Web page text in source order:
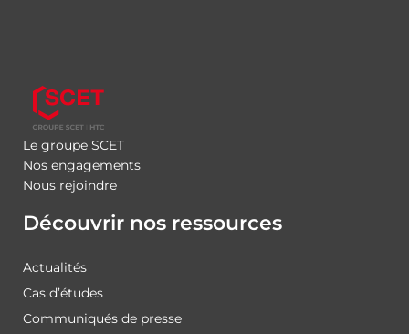
Le groupe SCET
Nos engagements
Nous rejoindre
Découvrir nos ressources
Actualités
Cas d’études
Communiqués de presse